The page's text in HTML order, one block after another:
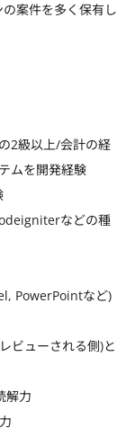
案件を多く保有し
2級以上/会計の経
ムを開発経験
などの種
PowerPointなど)
ビューされる側)と
解力